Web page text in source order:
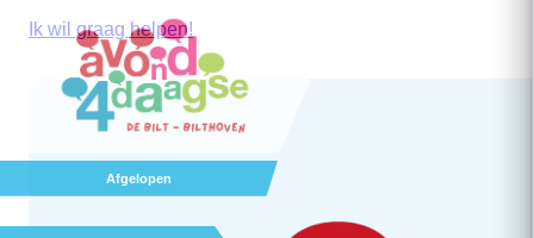
Afgelopen
Ik wil graag helpen!